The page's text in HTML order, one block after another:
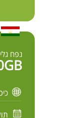
נפח